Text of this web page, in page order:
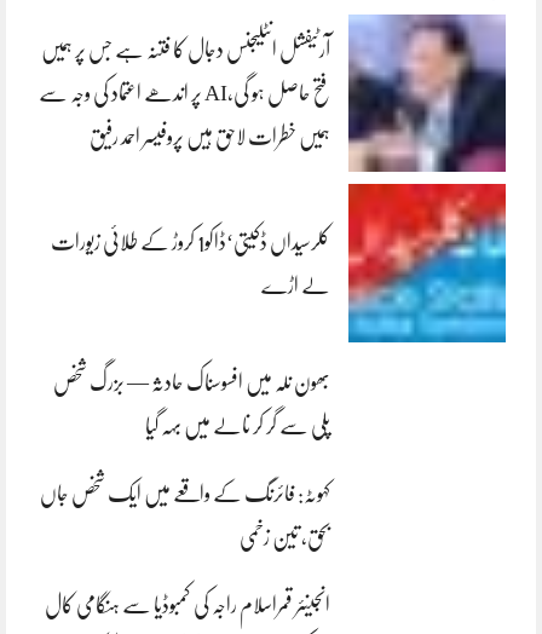
آرٹیفشل انٹلیجنس دجال کا فتنہ ہے جس پر ہمیں
فتح حاصل ہو گی،AI پر اندھے اعتماد کی وجہ سے
ہمیں خطرات لاحق ہیں پروفیسر احمد رفیق
کلرسیداں ڈکیتی‘ڈاکو1 کروڑ کے طلائی زیورات
لے اڑے
بھون نلہ میں افسوسناک حادثہ — بزرگ شخص
پلی سے گر کر نالے میں بہہ گیا
کہوٹہ: فائرنگ کے واقعے میں ایک شخص جاں
بحق، تین زخمی
انجینئر قمراسلام راجہ کی کمبوڈیا سے ہنگامی کال